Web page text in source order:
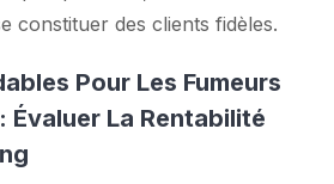
constituer des clients fidèles.
Pour Les Fumeurs
Évaluer La Rentabilité